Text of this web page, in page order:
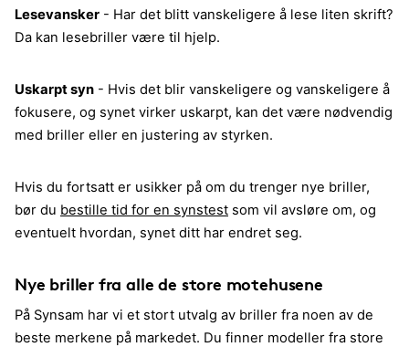
Lesevansker - Har det blitt vanskeligere å lese liten skrift?
Da kan lesebriller være til hjelp.
Uskarpt syn - Hvis det blir vanskeligere og vanskeligere å
fokusere, og synet virker uskarpt, kan det være nødvendig
med briller eller en justering av styrken.
Hvis du fortsatt er usikker på om du trenger nye briller,
bør du bestille tid for en synstest som vil avsløre om, og
eventuelt hvordan, synet ditt har endret seg.
Nye briller fra alle de store motehusene
På Synsam har vi et stort utvalg av briller fra noen av de
beste merkene på markedet. Du finner modeller fra store